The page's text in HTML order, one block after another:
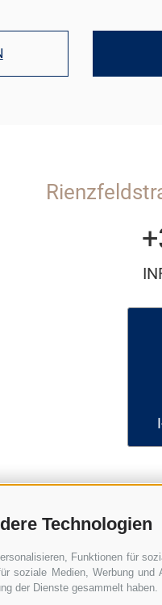
Technologien
Funktionen für
soziale Medien, Werbung
der Dienste gesammelt haben.